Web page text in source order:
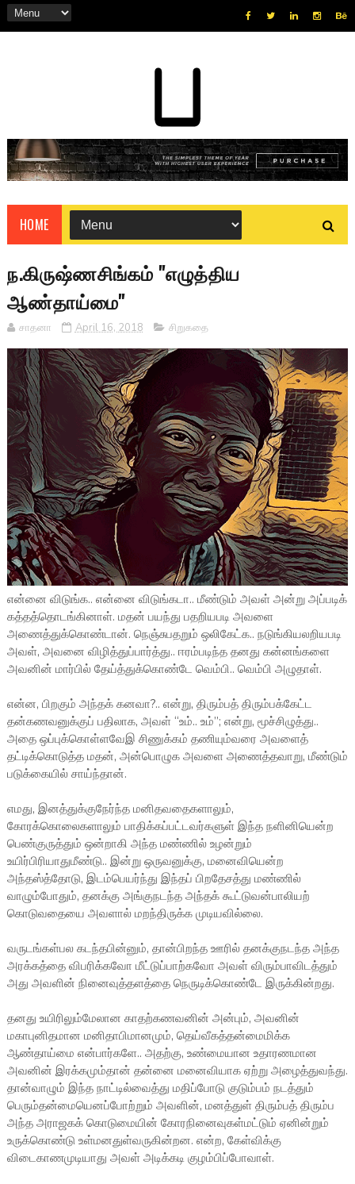
HOME
ந.கிருஷ்ணசிங்கம் ''எழுத்திய
ஆண்தாய்மை''
சாதனா April 16, 2018 சிறுகதை
என்னை விடுங்க.. என்னை விடுங்கடா.. மீண்டும் அவள் அன்று அப்படிக்
கத்தத்தொடங்கினாள். மதன் பயந்து பதறியபடி அவளை
அணைத்துக்கொண்டான். நெஞ்சுபதறும் ஒலிகேட்க.. நடுங்கியலறியபடி
அவள், அவனை விழித்துப்பார்த்து.. ஈரம்படிந்த தனது கன்னங்களை
அவனின் மார்பில் தேய்த்துக்கொண்டே வெம்பி.. வெம்பி அழுதாள்.
என்ன, பிறகும் அந்தக் கனவா?.. என்று, திரும்பத் திரும்பக்கேட்ட
தன்கணவனுக்குப் பதிலாக, அவள் “உம்.. உம்”; என்று, மூச்சிழுத்து..
அதை ஒப்புக்கொள்ளவேஇ சிணுக்கம் தணியும்வரை அவளைத்
தட்டிக்கொடுத்த மதன், அன்பொழுக அவளை அணைத்தவாறு, மீண்டும்
படுக்கையில் சாய்ந்தான்.
எமது, இனத்துக்குநேர்ந்த மனிதவதைகளாலும்,
கோரக்கொலைகளாலும் பாதிக்கப்பட்டவர்களுள் இந்த நளினியென்ற
பெண்குருத்தும் ஒன்றாகி அந்த மண்ணில் உழன்றும்
உயிர்பிரியாதுமீண்டு.. இன்று ஒருவனுக்கு, மனைவியென்ற
அந்தஸ்த்தோடு, இடம்பெயர்ந்து இந்தப் பிறதேசத்து மண்ணில்
வாழும்போதும், தனக்கு அங்குநடந்த அந்தக் கூட்டுவன்பாலியற்
கொடுவதையை அவளால் மறந்திருக்க முடியவில்லை.
வருடங்கள்பல கடந்தபின்னும், தான்பிறந்த ஊரில் தனக்குநடந்த அந்த
அரக்கத்தை விபரிக்கவோ மீட்டுப்பாற்கவோ அவள் விரும்பாவிடத்தும்
அது அவளின் நினைவுத்தளத்தை நெருடிக்கொண்டே இருக்கின்றது.
தனது உயிரிலும்மேலான காதற்கணவனின் அன்பும், அவனின்
மகாபுனிதமான மனிதாபிமானமும், தெய்வீகத்தன்மைமிக்க
ஆண்தாய்மை என்பார்களே.. அதற்கு, உண்மையான உதாரணமான
அவனின் இரக்கமும்தான் தன்னை மனைவியாக ஏற்று அழைத்துவந்து.
தான்வாழும் இந்த நாட்டில்வைத்து மதிப்போடு குடும்பம் நடத்தும்
பெரும்தன்மையெனப்போற்றும் அவளின், மனத்துள் திரும்பத் திரும்ப
அந்த அராஜகக் கொடுமையின் கோரநினைவுகள்மட்டும் ஏனின்றும்
உருக்கொண்டு உள்மனதுள்வருகின்றன. என்ற, கேள்விக்கு
விடைகாணமுடியாது அவள் அடிக்கடி குழம்பிப்போவாள்.